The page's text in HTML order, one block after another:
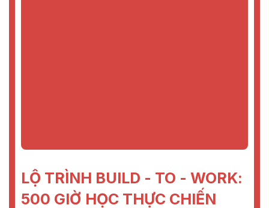
LỘ TRÌNH BUILD - TO - WORK:
500 GIỜ HỌC THỰC CHIẾN